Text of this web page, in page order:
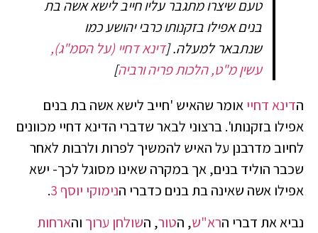
טעם שיצרו מתגבר עליו חייב לישא אשה בת
בנים אפילו בזקנותו כרבי יהושע כמו
שנתבאר למעלה.[דינא דחיי (על הסמ"ג),
עשין מ"ט, הלכות פריה ורביה]
הדינא דחייאומר שהאיש 'חייב לישא אשה בת בנים
אפילו בזקנותו'. ברצוני לבאר שדברי הדינא דחיי מכוונים
לחיוב מדרבנן על האיש להמשיך לפרות ולרבות לאחר
שכבר הוליד בנים, אך במקרה שאינו מסוגל לכך- ישא
אפילו אשה שאינה בת בנים כדברי הנימוקי יוסף3
.
נביא את דברי הרא"ש, הטור, השולחן ערוך והארחות